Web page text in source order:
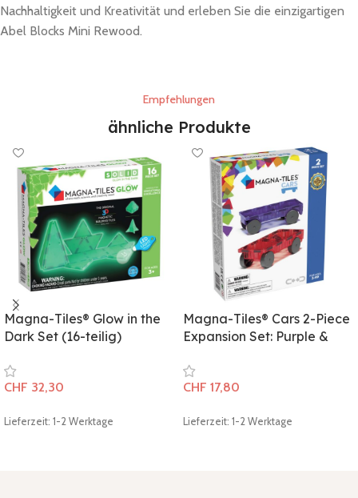
Nachhaltigkeit und Kreativität und erleben Sie die einzigartigen
Abel Blocks Mini Rewood.
Empfehlungen
ähnliche Produkte
Magna-Tiles® Glow in the
Dark Set (16-teilig)
CHF 32,30
Lieferzeit: 1-2 Werktage
Magna-Tiles® Cars 2-Piece
Expansion Set: Purple &
CHF 17,80
Lieferzeit: 1-2 Werktage